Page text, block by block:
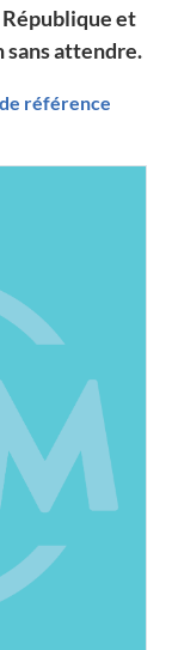
et
sans attendre.
référence